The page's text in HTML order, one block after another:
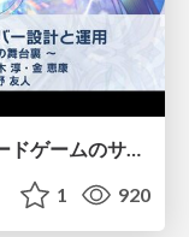
【CEDEC2026】次世代デジタルカードゲームのサーバー設計と運用 〜『Shadowverse: Worlds Beyond』の舞台裏～
1 920